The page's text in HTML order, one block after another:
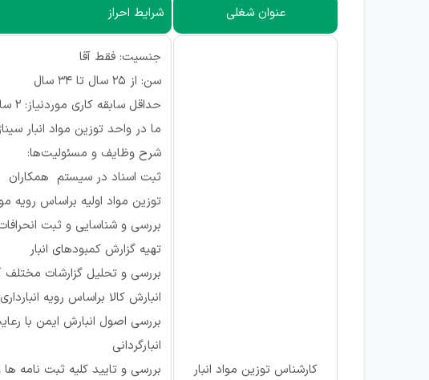
عنوان شغلی شرایط احراز
کارشناس توزین مواد انبار
جنسیت: فقط آقا
سن: از 25 سال تا 34 سال
حداقل سابقه کاری موردنیاز: 2 سال
ما در واحد توزین مواد انبار
شرح وظایف و مسئولیت‌ها:
ثبت اسناد در سیستم همکاران
توزین مواد اولیه براساس
بررسی و شناسایی و ثبت
تهیه گزارش کمبودهای انبار
بررسی و تحلیل گزارشات مختلف
انبارش کالا براساس رویه
بررسی اصول انبارش ایمن با
انبارگردانی
بررسی و تایید کلیه ثبت نامه